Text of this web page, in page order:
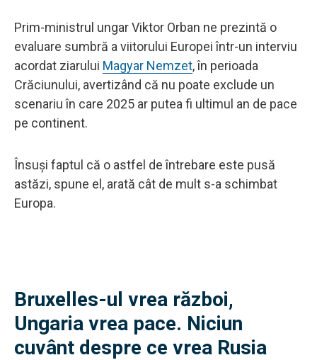
Prim-ministrul ungar Viktor Orban ne prezintă o
evaluare sumbră a viitorului Europei într-un interviu
acordat ziarului Magyar Nemzet, în perioada
Crăciunului, avertizând că nu poate exclude un
scenariu în care 2025 ar putea fi ultimul an de pace
pe continent.
Însuși faptul că o astfel de întrebare este pusă
astăzi, spune el, arată cât de mult s-a schimbat
Europa.
Bruxelles-ul vrea război,
Ungaria vrea pace. Niciun
cuvânt despre ce vrea Rusia